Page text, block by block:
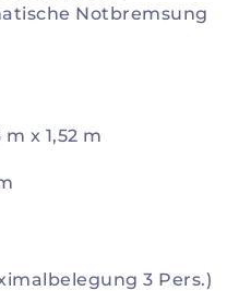
Notbremsung
x 1,52 m
3 Pers.)